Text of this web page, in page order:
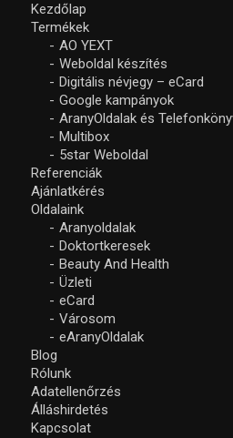
Kezdőlap
Termékek
AO YEXT
Weboldal készítés
Digitális névjegy – eCard
Google kampányok
AranyOldalak és
Multibox
5star Weboldal
Referenciák
Ajánlatkérés
Oldalaink
Aranyoldalak
Doktortkeresek
Beauty And Health
Üzleti
eCard
Városom
eAranyOldalak
Blog
Rólunk
Adatellenőrzés
Álláshirdetés
Kapcsolat